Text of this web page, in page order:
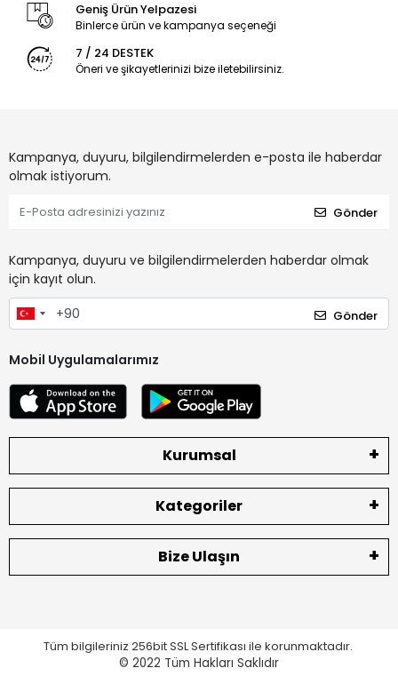
Geniş Ürün Yelpazesi
Binlerce ürün ve kampanya seçeneği
7 / 24 DESTEK
Öneri ve şikayetlerinizi bize iletebilirsiniz.
Kampanya, duyuru, bilgilendirmelerden e-posta ile haberdar
olmak istiyorum.
Gönder
Kampanya, duyuru ve bilgilendirmelerden haberdar olmak
için kayıt olun.
Gönder
Mobil Uygulamalarımız
Kurumsal
Kategoriler
Bize Ulaşın
Tüm bilgileriniz 256bit SSL Sertifikası ile korunmaktadır.
© 2022 Tüm Hakları Saklıdır